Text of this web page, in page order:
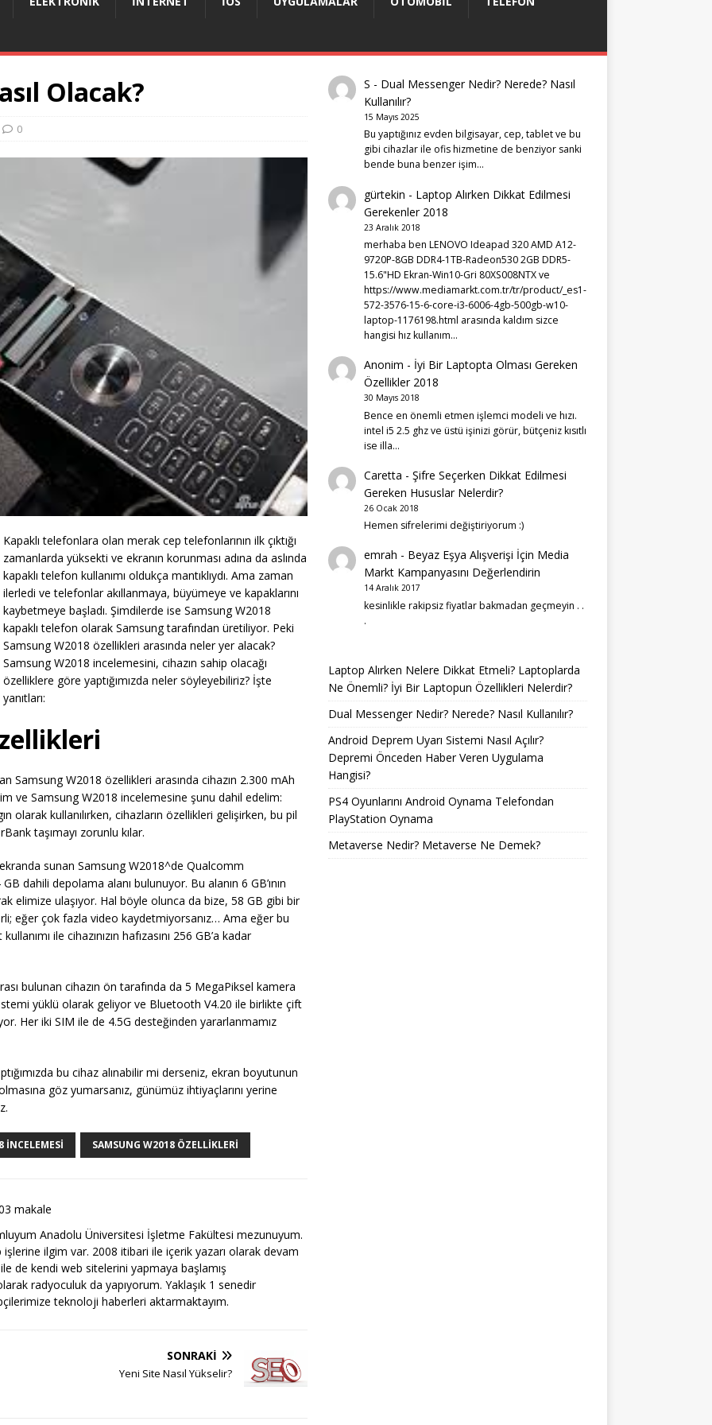
Olacak?
0
Kapaklı telefonlara olan merak cep telefonlarının ilk çıktığı
zamanlarda yüksekti ve ekranın korunması adına da aslında
kapaklı telefon kullanımı oldukça mantıklıydı. Ama zaman
ilerledi ve telefonlar akıllanmaya, büyümeye ve kapaklarını
kaybetmeye başladı. Şimdilerde ise Samsung W2018
kapaklı telefon olarak Samsung tarafından üretiliyor. Peki
Samsung W2018 özellikleri arasında neler yer alacak?
Samsung W2018 incelemesini, cihazın sahip olacağı
özelliklere göre yaptığımızda neler söyleyebiliriz? İşte
yanıtları:
Samsung W2018 özellikleri arasında cihazın 2.300 mAh
ve Samsung W2018 incelemesine şunu dahil edelim:
olarak kullanılırken, cihazların özellikleri gelişirken, bu pil
taşımayı zorunlu kılar.
sunan Samsung W2018^de Qualcomm
dahili depolama alanı bulunuyor. Bu alanın 6 GB’ının
elimize ulaşıyor. Hal böyle olunca da bize, 58 GB gibi bir
eğer çok fazla video kaydetmiyorsanız… Ama eğer bu
ile cihazınızın hafızasını 256 GB’a kadar
bulunan cihazın ön tarafında da 5 MegaPiksel kamera
yüklü olarak geliyor ve Bluetooth V4.20 ile birlikte çift
Her iki SIM ile de 4.5G desteğinden yararlanmamız
bu cihaz alınabilir mi derseniz, ekran boyutunun
göz yumarsanız, günümüz ihtiyaçlarını yerine
INCELEMESI SAMSUNG W2018 ÖZELLIKLERI
makale
Anadolu Üniversitesi İşletme Fakültesi mezunuyum.
işlerine ilgim var. 2008 itibari ile içerik yazarı olarak devam
de kendi web sitelerini yapmaya başlamış
radyoculuk da yapıyorum. Yaklaşık 1 senedir
teknoloji haberleri aktarmaktayım.
SONRAKI
Yeni Site Nasıl Yükselir?
S - Dual Messenger Nedir? Nerede? Nasıl
Kullanılır?
15 Mayıs 2025
Bu yaptığınız evden bilgisayar, cep, tablet ve bu
gibi cihazlar ile ofis hizmetine de benziyor sanki
bende buna benzer işim…
gürtekin - Laptop Alırken Dikkat Edilmesi
Gerekenler 2018
23 Aralık 2018
merhaba ben LENOVO Ideapad 320 AMD A12-
9720P-8GB DDR4-1TB-Radeon530 2GB DDR5-
15.6"HD Ekran-Win10-Gri 80XS008NTX ve
https://www.mediamarkt.com.tr/tr/product/_es1-
572-3576-15-6-core-i3-6006-4gb-500gb-w10-
laptop-1176198.html arasında kaldım sizce
hangisi hız kullanım…
Anonim - İyi Bir Laptopta Olması Gereken
Özellikler 2018
30 Mayıs 2018
Bence en önemli etmen işlemci modeli ve hızı.
intel i5 2.5 ghz ve üstü işinizi görür, bütçeniz kısıtlı
ise illa…
Caretta -Şifre Seçerken Dikkat Edilmesi
Gereken Hususlar Nelerdir?
26 Ocak 2018
Hemen sifrelerimi değiştiriyorum :)
emrah - Beyaz Eşya Alışverişi İçin Media
Markt Kampanyasını Değerlendirin
14 Aralık 2017
kesinlikle rakipsiz fiyatlar bakmadan geçmeyin . .
.
Laptop Alırken Nelere Dikkat Etmeli? Laptoplarda
Ne Önemli? İyi Bir Laptopun Özellikleri Nelerdir?
Dual Messenger Nedir? Nerede? Nasıl Kullanılır?
Android Deprem Uyarı Sistemi Nasıl Açılır?
Depremi Önceden Haber Veren Uygulama
Hangisi?
PS4 Oyunlarını Android Oynama Telefondan
PlayStation Oynama
Metaverse Nedir? Metaverse Ne Demek?